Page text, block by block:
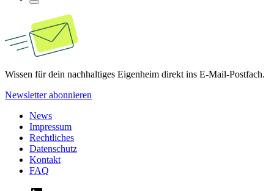
Wissen für dein nachhaltiges Eigenheim direkt ins E-Mail-Postfach.
Newsletter abonnieren
News
Impressum
Rechtliches
Datenschutz
Kontakt
FAQ